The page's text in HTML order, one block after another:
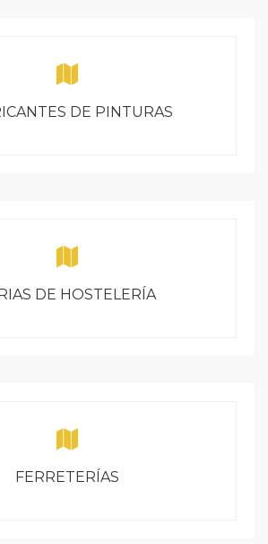
DE PINTURAS
DE HOSTELERÍA
FERRETERÍAS